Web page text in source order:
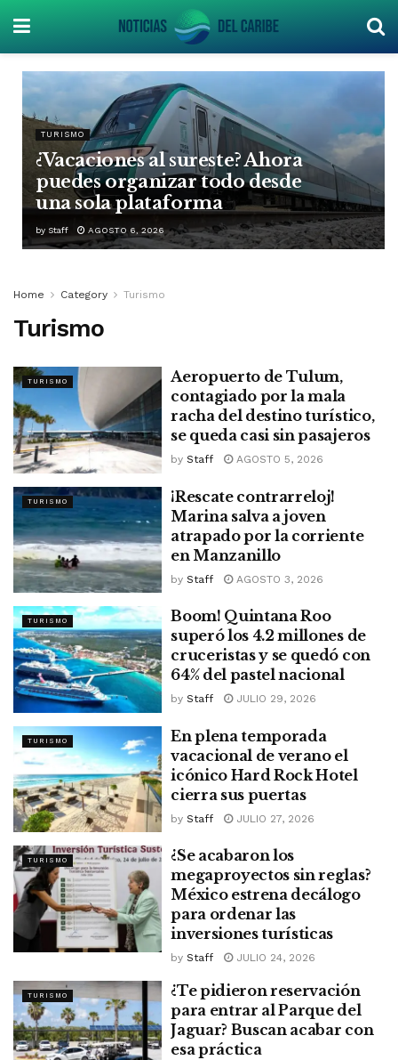
TURISMO
¿Vacaciones al sureste? Ahora
puedes organizar todo desde
una sola plataforma
by Staff AGOSTO 6, 2026
Home Category Turismo
Turismo
TURISMO
Aeropuerto de Tulum,
contagiado por la mala
racha del destino turístico,
se queda casi sin pasajeros
by Staff AGOSTO 5, 2026
TURISMO
¡Rescate contrarreloj!
Marina salva a joven
atrapado por la corriente
en Manzanillo
by Staff AGOSTO 3, 2026
TURISMO
Boom! Quintana Roo
superó los 4.2 millones de
cruceristas y se quedó con
64% del pastel nacional
by Staff JULIO 29, 2026
TURISMO
En plena temporada
vacacional de verano el
icónico Hard Rock Hotel
cierra sus puertas
by Staff JULIO 27, 2026
TURISMO
¿Se acabaron los
megaproyectos sin reglas?
México estrena decálogo
para ordenar las
inversiones turísticas
by Staff JULIO 24, 2026
TURISMO
¿Te pidieron reservación
para entrar al Parque del
Jaguar? Buscan acabar con
esa práctica